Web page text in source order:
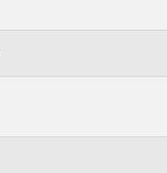
ト
一本あたり+150.00円